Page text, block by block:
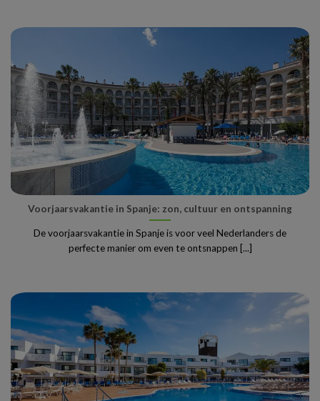
Voorjaarsvakantie in Spanje: zon, cultuur en ontspanning
De voorjaarsvakantie in Spanje is voor veel Nederlanders de
perfecte manier om even te ontsnappen [...]